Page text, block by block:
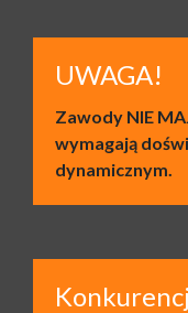
UWAGA!
Zawody NIE
wymagają
dynamicznym.